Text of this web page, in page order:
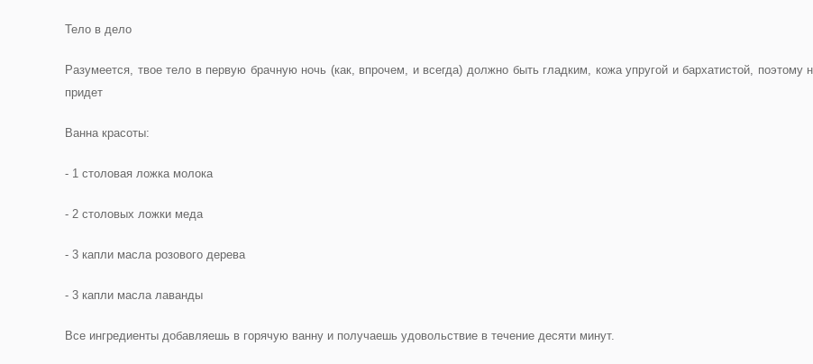
Тело в дело
Разумеется, твое тело в первую брачную ночь (как, впрочем, и всегда) должно быть гладким, кожа упругой и бархатистой, поэтому
придет
Ванна красоты:
- 1 столовая ложка молока
- 2 столовых ложки меда
- 3 капли масла розового дерева
- 3 капли масла лаванды
Все ингредиенты добавляешь в горячую ванну и получаешь удовольствие в течение десяти минут.